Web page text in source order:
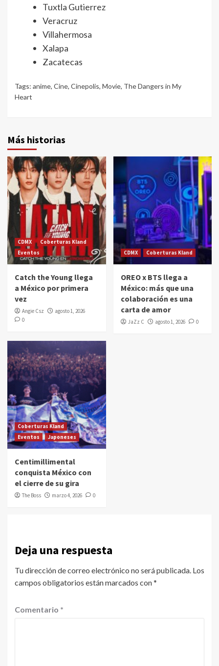
Tuxtla Gutierrez
Veracruz
Villahermosa
Xalapa
Zacatecas
Tags: anime, Cine, Cinepolis, Movie, The Dangers in My
Heart
Más historias
CDMX
Coberturas Kland
Eventos
Catch the Young llega
a México por primera
vez
Angie Csz
agosto 1, 2026
0
CDMX Coberturas Kland
OREO x BTS llega a
México: más que una
colaboración es una
carta de amor
JaZz C agosto 1, 2026 0
Coberturas Kland
Eventos
Japoneses
Centimillimental
conquista México con
el cierre de su gira
The Boss marzo 4, 2026 0
Deja una respuesta
Tu dirección de correo electrónico no será publicada. Los
campos obligatorios están marcados con*
Comentario *